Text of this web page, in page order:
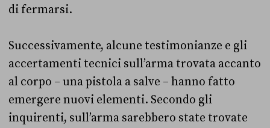
di fermarsi.
Successivamente, alcune testimonianze e gli
accertamenti tecnici sull’arma trovata accanto
al corpo – una pistola a salve – hanno fatto
emergere nuovi elementi. Secondo gli
inquirenti, sull’arma sarebbero state trovate